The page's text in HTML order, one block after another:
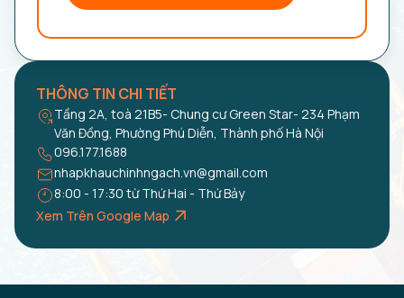
THÔNG TIN CHI TIẾT
Tầng 2A, toà 21B5- Chung cư Green Star- 234 Phạm
Văn Đồng, Phường Phú Diễn, Thành phố Hà Nội
096.177.1688
nhapkhauchinhngach.vn@gmail.com
8:00 - 17:30 từ Thứ Hai - Thứ Bảy
Xem Trên Google Map